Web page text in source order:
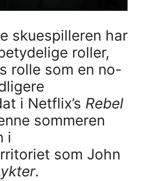
skuespilleren har
roller,
rolle som en no-
i Netflix’s Rebel
sommeren
i
som John
.